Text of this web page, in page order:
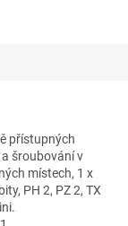
přístupných
šroubování v
místech, 1 x
PH 2, PZ 2, TX